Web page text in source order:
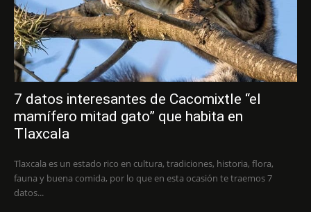
7 datos interesantes de Cacomixtle “el
mamífero mitad gato” que habita en
Tlaxcala
Tlaxcala es un estado rico en cultura, tradiciones, historia, flora,
fauna y buena comida, por lo que en esta ocasión te traemos 7
datos...